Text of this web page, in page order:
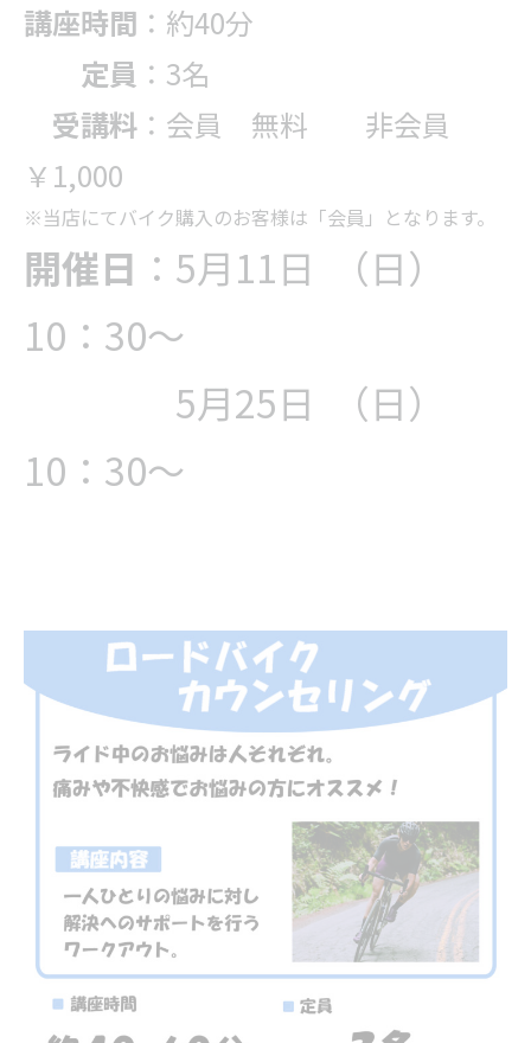
講座時間 ：約40分
定員 ：3名
受講料 ：会員 無料 非会員
￥1,000
※当店にてバイク購入のお客様は「会員」となります。
開催日 ：5月11日 （日）
10：30～
5月25日 （日）
10：30～